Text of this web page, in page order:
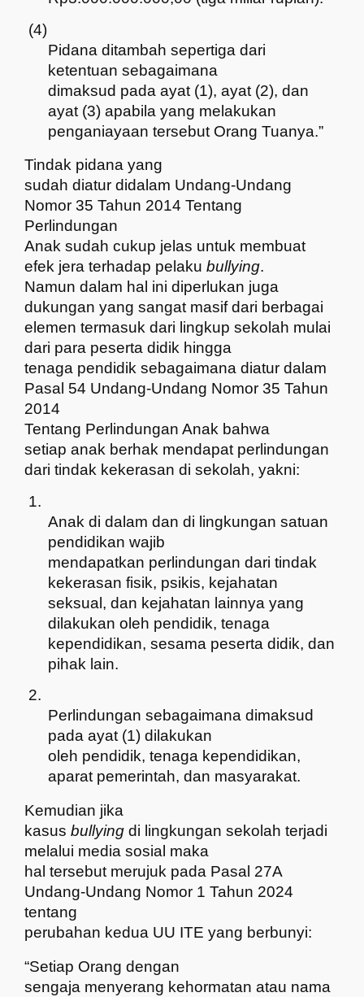
(4)
Pidana ditambah sepertiga dari
ketentuan sebagaimana
dimaksud pada ayat (1), ayat (2), dan
ayat (3) apabila yang melakukan
penganiayaan tersebut Orang Tuanya.”
Tindak pidana yang
sudah diatur didalam Undang-Undang
Nomor 35 Tahun 2014 Tentang
Perlindungan
Anak sudah cukup jelas untuk membuat
efek jera terhadap pelakubullying.
Namun dalam hal ini diperlukan juga
dukungan yang sangat masif dari berbagai
elemen termasuk dari lingkup sekolah mulai
dari para peserta didik hingga
tenaga pendidik sebagaimana diatur dalam
Pasal 54 Undang-Undang Nomor 35 Tahun
2014
Tentang Perlindungan Anak bahwa
setiap anak berhak mendapat perlindungan
dari tindak kekerasan di sekolah,yakni:
1.
Anak di dalam dan di lingkungan satuan
pendidikan wajib
mendapatkan perlindungan dari tindak
kekerasan fisik, psikis, kejahatan
seksual, dan kejahatan lainnya yang
dilakukan oleh pendidik, tenaga
kependidikan, sesama peserta didik, dan
pihak lain.
2.
Perlindungan sebagaimana dimaksud
pada ayat (1) dilakukan
oleh pendidik, tenaga kependidikan,
aparat pemerintah, dan masyarakat.
Kemudian jika
kasusbullying di lingkungan sekolah terjadi
melalui media sosial maka
hal tersebut merujuk pada Pasal 27A
Undang-Undang Nomor 1 Tahun 2024
tentang
perubahan kedua UU ITE yang berbunyi:
“Setiap Orang dengan
sengaja menyerang kehormatan atau nama